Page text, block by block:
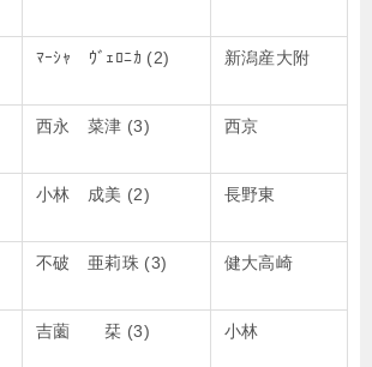
ﾏｰｼｬ ｳﾞｪﾛﾆｶ (2) 新潟産大附
西永 菜津 (3) 西京
小林 成美 (2) 長野東
不破 亜莉珠 (3) 健大高崎
吉薗 栞 (3) 小林